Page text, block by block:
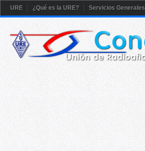
URE ¿Qué es la URE? Servicios Generales